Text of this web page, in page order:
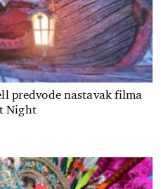
predvode nastavak filma
Night